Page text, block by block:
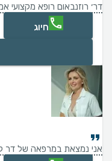
דר׳ רוזנבאום רופא מקצועי
חיוג
אני נמצאת במרפאה של דר להבית כ-7 שנים, ממליצה בחום עליה. היא בעלת ידע מקצועי רב , מסבירה בפירוט ובנעימות את סוג הטיפול